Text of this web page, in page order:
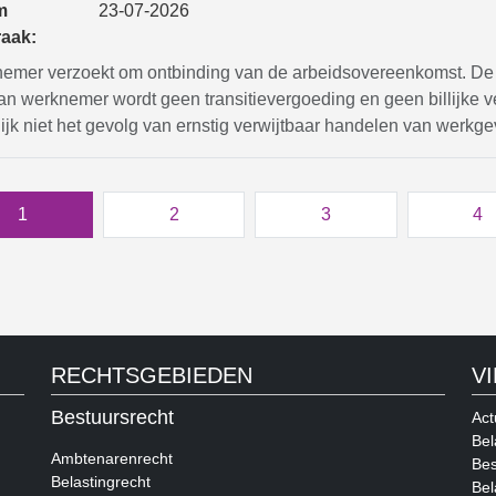
23-07-2026
verzoekt om ontbinding van de arbeidsovereenkomst.
werknemer wordt geen transitievergoeding en geen billijke
niet het gevolg van ernstig verwijtbaar handelen van
1 2 3 4
RECHTSGEBIEDEN
Bestuursrecht
Ambtenarenrecht
Belastingrecht